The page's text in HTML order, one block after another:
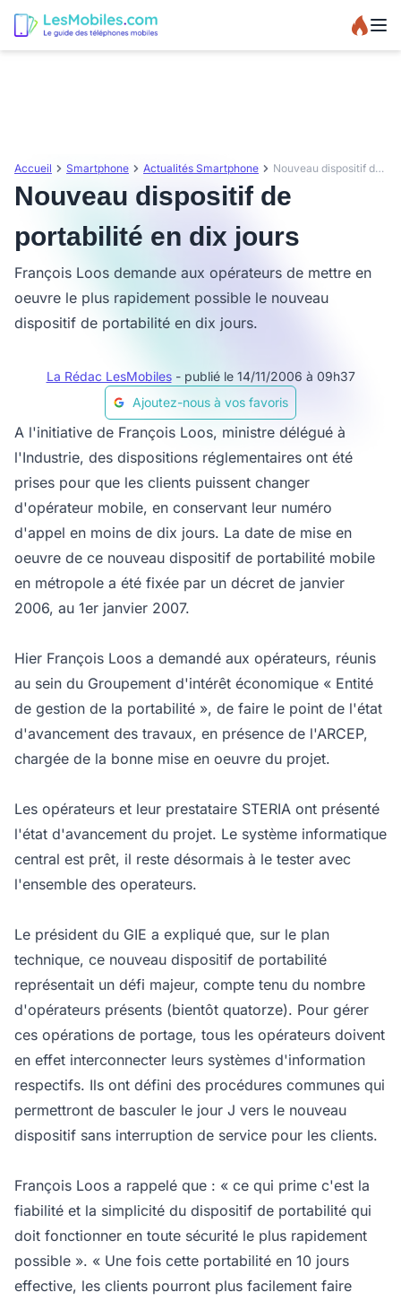
Accueil Smartphone Actualités Smartphone Nouveau dispositif de portabilité en dix jours
Nouveau dispositif de
portabilité en dix jours
François Loos demande aux opérateurs de mettre en
oeuvre le plus rapidement possible le nouveau
dispositif de portabilité en dix jours.
La Rédac LesMobiles - publié le 14/11/2006 à 09h37
Ajoutez-nous à vos favoris
A l'initiative de François Loos, ministre délégué à
l'Industrie, des dispositions réglementaires ont été
prises pour que les clients puissent changer
d'opérateur mobile, en conservant leur numéro
d'appel en moins de dix jours. La date de mise en
oeuvre de ce nouveau dispositif de portabilité mobile
en métropole a été fixée par un décret de janvier
2006, au 1er janvier 2007.
Hier François Loos a demandé aux opérateurs, réunis
au sein du Groupement d'intérêt économique « Entité
de gestion de la portabilité », de faire le point de l'état
d'avancement des travaux, en présence de l'ARCEP,
chargée de la bonne mise en oeuvre du projet.
Les opérateurs et leur prestataire STERIA ont présenté
l'état d'avancement du projet. Le système informatique
central est prêt, il reste désormais à le tester avec
l'ensemble des operateurs.
Le président du GIE a expliqué que, sur le plan
technique, ce nouveau dispositif de portabilité
représentait un défi majeur, compte tenu du nombre
d'opérateurs présents (bientôt quatorze). Pour gérer
ces opérations de portage, tous les opérateurs doivent
en effet interconnecter leurs systèmes d'information
respectifs. Ils ont défini des procédures communes qui
permettront de basculer le jour J vers le nouveau
dispositif sans interruption de service pour les clients.
François Loos a rappelé que : « ce qui prime c'est la
fiabilité et la simplicité du dispositif de portabilité qui
doit fonctionner en toute sécurité le plus rapidement
possible ». « Une fois cette portabilité en 10 jours
effective, les clients pourront plus facilement faire